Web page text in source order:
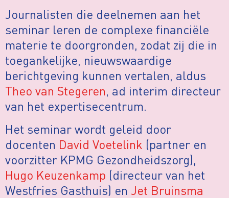
Journalisten die deelnemen aan het
seminar leren de complexe financiële
materie te doorgronden, zodat zij die in
toegankelijke, nieuwswaardige
berichtgeving kunnen vertalen, aldus
Theo van Stegeren, ad interim directeur
van het expertisecentrum.
Het seminar wordt geleid door
docenten David Voetelink (partner en
voorzitter KPMG Gezondheidszorg),
Hugo Keuzenkamp (directeur van het
Westfries Gasthuis) en Jet Bruinsma